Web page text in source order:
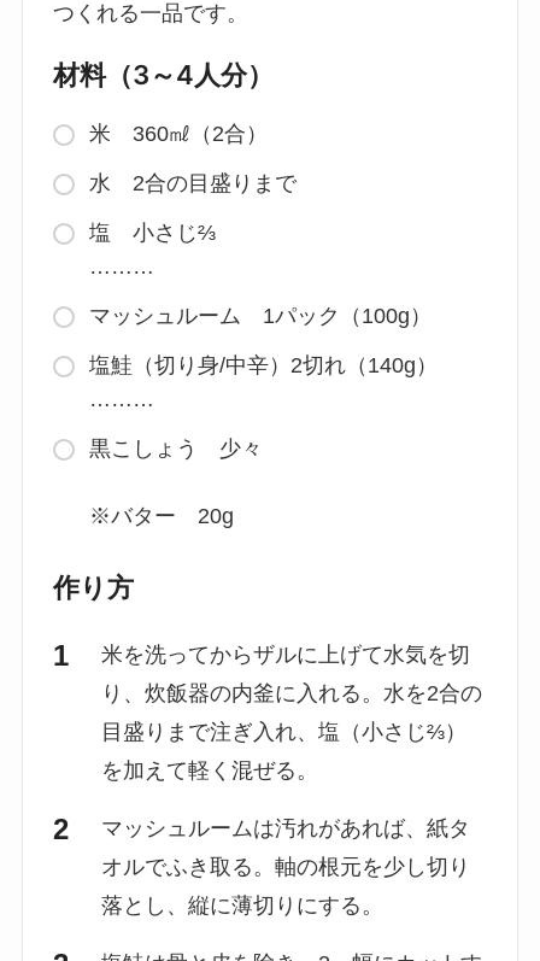
つくれる一品です。
材料（3～4人分）
米 360㎖（2合）
水 2合の目盛りまで
塩 小さじ⅔
………
マッシュルーム 1パック（100g）
塩鮭（切り身/中辛）2切れ（140g）
………
黒こしょう 少々
※バター 20g
作り方
米を洗ってからザルに上げて水気を切
り、炊飯器の内釜に入れる。水を2合の
目盛りまで注ぎ入れ、塩（小さじ⅔）
を加えて軽く混ぜる。
マッシュルームは汚れがあれば、紙タ
オルでふき取る。軸の根元を少し切り
落とし、縦に薄切りにする。